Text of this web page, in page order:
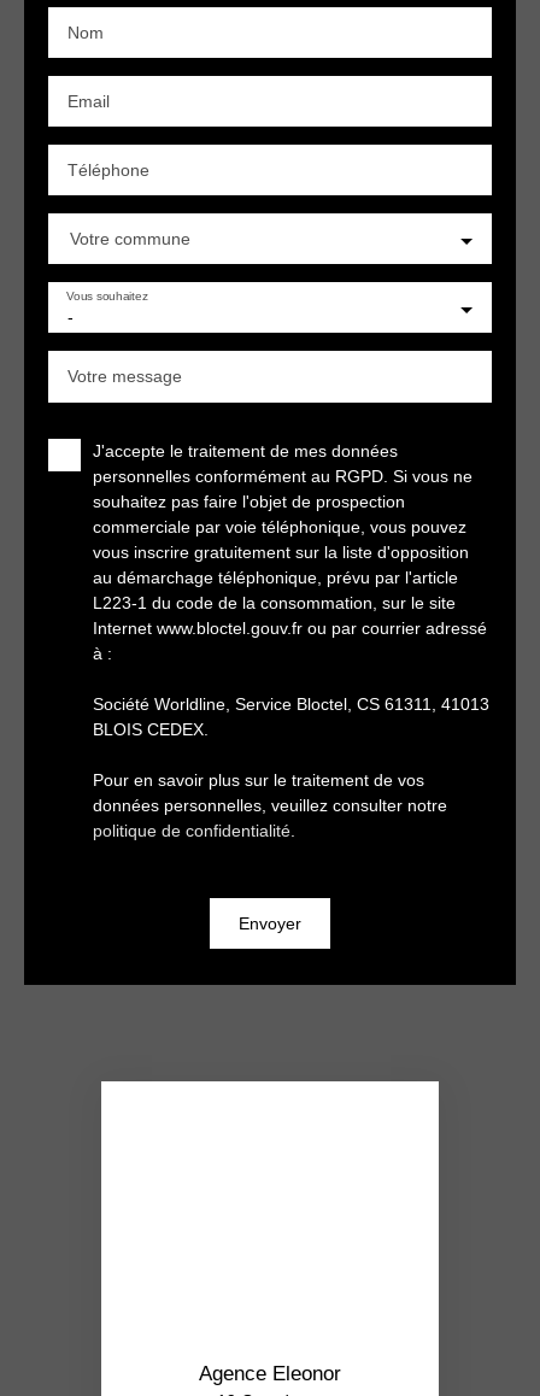
Nom
Email
Téléphone
Votre commune
-
Vous souhaitez
Votre message
J'accepte le traitement de mes données
personnelles conformément au RGPD. Si vous ne
souhaitez pas faire l'objet de prospection
commerciale par voie téléphonique, vous pouvez
vous inscrire gratuitement sur la liste d'opposition
au démarchage téléphonique, prévu par l'article
L223-1 du code de la consommation, sur le site
Internet www.bloctel.gouv.fr ou par courrier adressé
à :
Société Worldline, Service Bloctel, CS 61311, 41013
BLOIS CEDEX.
Pour en savoir plus sur le traitement de vos
données personnelles, veuillez consulter notre
politique de confidentialité.
Envoyer
Agence Eleonor